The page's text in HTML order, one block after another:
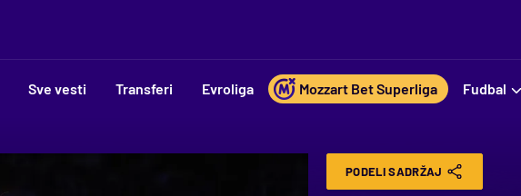
Sve vesti Transferi Evroliga Mozzart Bet Superliga Fudbal
PODELI SADRŽAJ